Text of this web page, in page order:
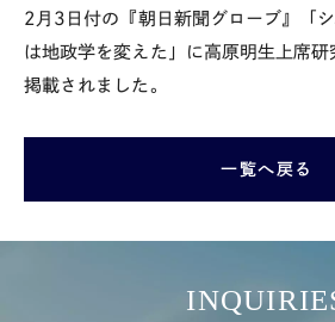
2月3日付の『朝日新聞グローブ』「シ
は地政学を変えた」に高原明生上席
掲載されました。
一覧へ戻る